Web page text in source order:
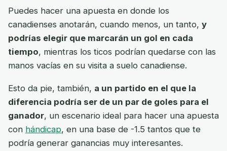
Puedes hacer una apuesta en donde los
canadienses anotarán, cuando menos, un tanto, y
podrías elegir que marcarán un gol en cada
tiempo, mientras los ticos podrían quedarse con las
manos vacías en su visita a suelo canadiense.
Esto da pie, también, a un partido en el que la
diferencia podría ser de un par de goles para el
ganador, un escenario ideal para hacer una apuesta
con hándicap, en una base de -1.5 tantos que te
podría generar ganancias muy interesantes.